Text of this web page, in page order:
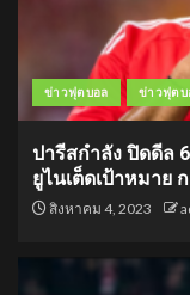
ข่าวฟุตบอล ข่าวฟุตบ
ปารีสกำลัง ปิดดีล
ยูไนเต็ดเป้าหมาย
สิงหาคม 4, 2023